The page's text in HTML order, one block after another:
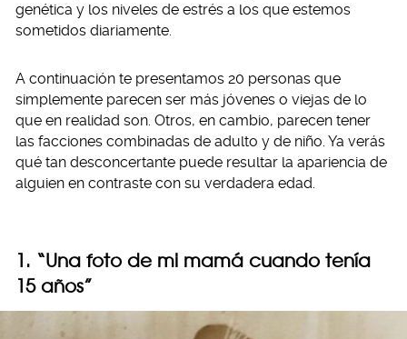
genética y los niveles de estrés a los que estemos
sometidos diariamente.
A continuación te presentamos 20 personas que
simplemente parecen ser más jóvenes o viejas de lo
que en realidad son. Otros, en cambio, parecen tener
las facciones combinadas de adulto y de niño. Ya verás
qué tan desconcertante puede resultar la apariencia de
alguien en contraste con su verdadera edad.
1. “Una foto de mi mamá cuando tenía
15 años”